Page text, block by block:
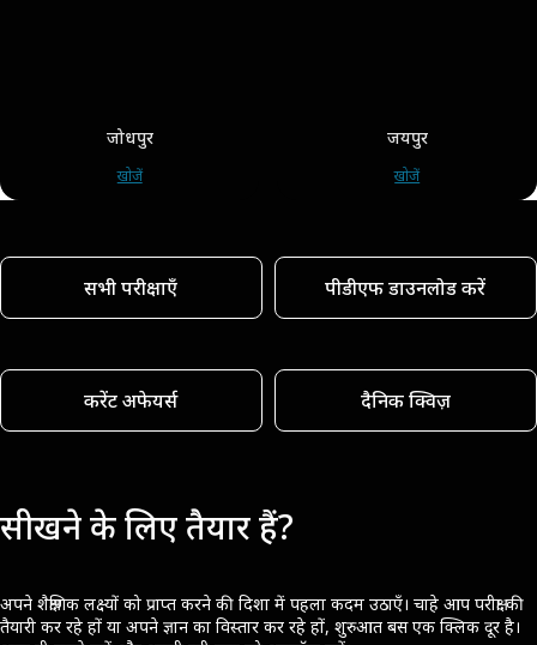
जोधपुर
खोजें
जयपुर
खोजें
सभी परीक्षाएँ पीडीएफ डाउनलोड करें
करेंट अफेयर्स दैनिक क्विज़
सीखने के लिए तैयार हैं?
अपने शैक्षणिक लक्ष्यों को प्राप्त करने की दिशा में पहला कदम उठाएँ। चाहे आप परीक्षा की
तैयारी कर रहे हों या अपने ज्ञान का विस्तार कर रहे हों, शुरुआत बस एक क्लिक दूर है।